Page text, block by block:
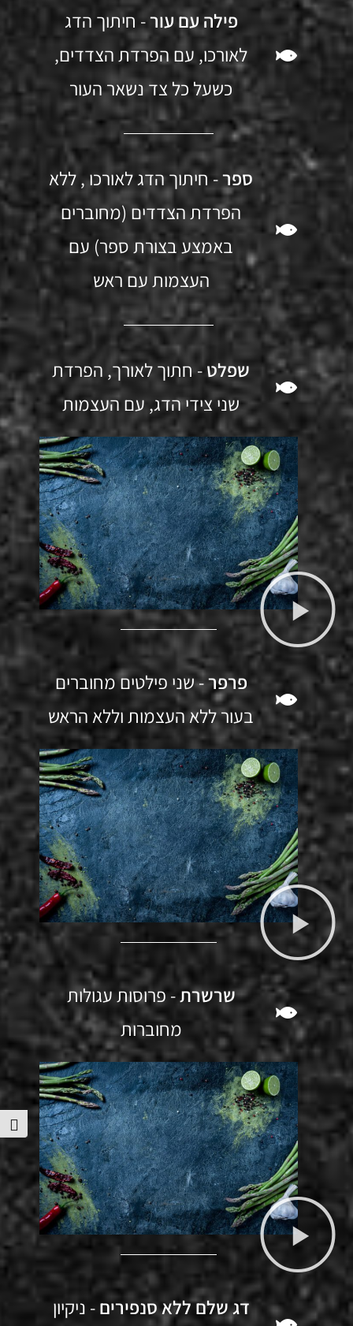
פילה עם עור- חיתוך הדג
לאורכו, עם הפרדת הצדדים,
כשעל כל צד נשאר העור
ספר- חיתוך הדג לאורכו , ללא
הפרדת הצדדים (מחוברים
באמצע בצורת ספר) עם
העצמות עם ראש
שפלט- חתוך לאורך, הפרדת
שני צידי הדג, עם העצמות
פרפר- שני פילטים מחוברים
בעור ללא העצמות וללא הראש
שרשרת- פרוסות עגולות
מחוברות
דג שלם ללא סנפירים- ניקיון